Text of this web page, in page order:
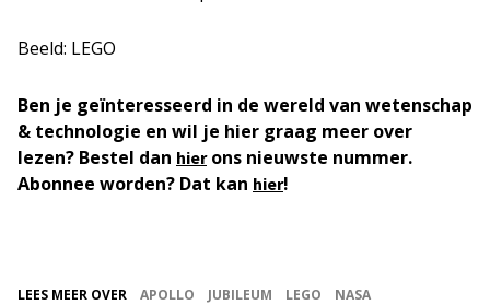
Beeld: LEGO
Ben je geïnteresseerd in de wereld van wetenschap
& technologie en wil je hier graag meer over
lezen? Bestel dan hierons nieuwste nummer.
Abonnee worden? Dat kan hier!
LEES MEER OVER APOLLO JUBILEUM LEGO
NASA